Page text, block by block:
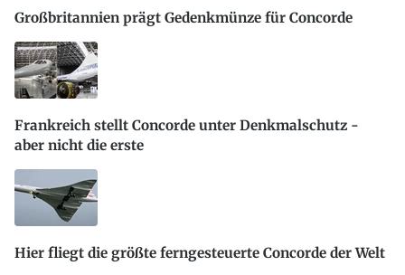
Großbritannien prägt Gedenkmünze für Concorde
Frankreich stellt Concorde unter Denkmalschutz -
aber nicht die erste
Hier fliegt die größte ferngesteuerte Concorde der Welt